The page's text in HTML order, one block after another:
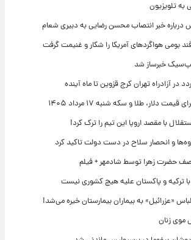
به تلویزیون
درباره خبر انتصاب محسن رضایی به دبیری شعام
بومی هواگردهای آمریکا را شکار و غنیمت گرفت
خبرساز شد
آزادراه تهران کرج قزوین تا ماه آینده
دلار، طلا و سکه شنبه ۱۷ مرداد ۱۴۰۵
با مقصد اروپا این تیم را ترک کرد!
و انحصار سلاح در دست دولت تاکید کرد
حضرت زهرا توسط شادمهر + فیلم
ترکیه و پاکستان علیه هیچ کشوری نیست
«عزرائیل» به بیماران بیمارستان خیره می‌شد!
موی زنان